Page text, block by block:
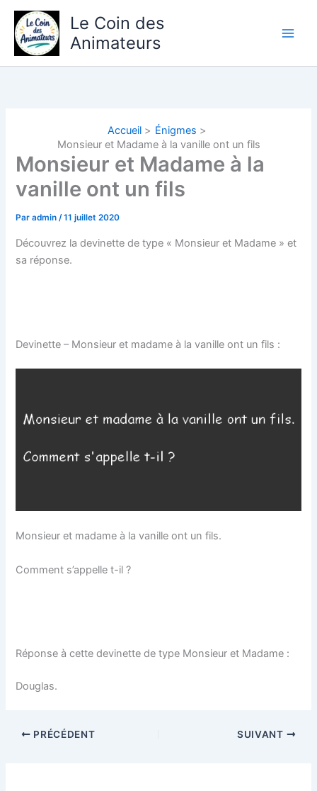
Aller
contenu
Le Coin des
Animateurs
Accueil
Énigmes
Monsieur et Madame à la vanille ont un fils
Monsieur et Madame à la
vanille ont un fils
Paradmin/11 juillet 2020
Découvrez la devinette de type « Monsieur et Madame » et
sa réponse.
Devinette – Monsieur et madame à la vanille ont un fils :
Monsieur et madame à la vanille ont un fils.
Comment s’appelle t-il ?
Réponse à cette devinette de type Monsieur et Madame :
Douglas.
PRÉCÉDENT SUIVANT